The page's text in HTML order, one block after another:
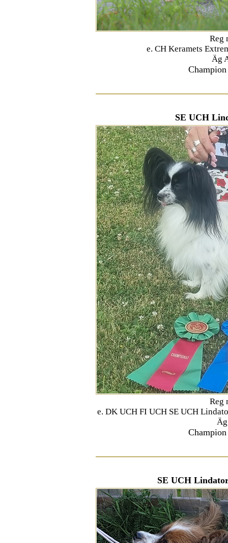
Reg
e. CH Keramets
Äg
SE UCH
Reg
e. DK UCH FI UCH SE UCH
SE UCH